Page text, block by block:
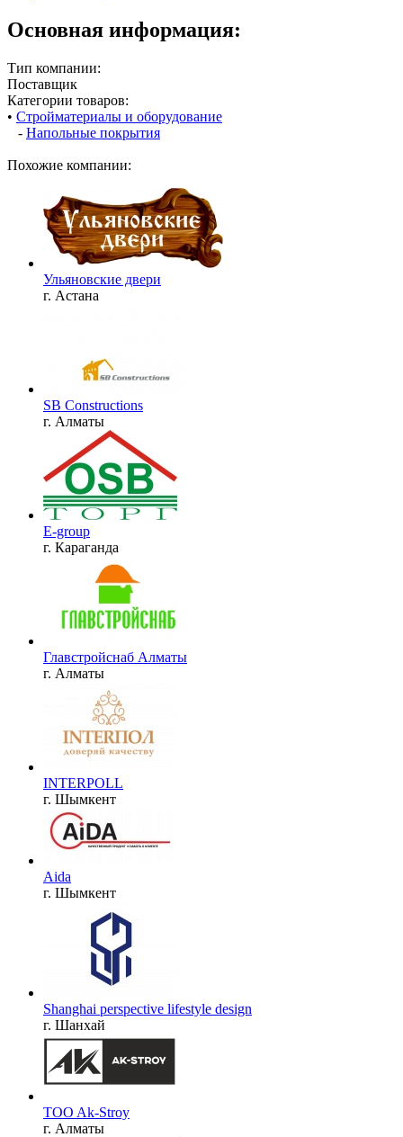
Основная информация:
Тип компании:
Поставщик
Категории товаров:
• Стройматериалы и оборудование
- Напольные покрытия
Похожие компании:
Ульяновские двери
г. Астана
SB Constructions
г. Алматы
E-group
г. Караганда
Главстройснаб Алматы
г. Алматы
INTERPOLL
г. Шымкент
Aida
г. Шымкент
Shanghai perspective lifestyle design
г. Шанхай
TOO Ak-Stroy
г. Алматы